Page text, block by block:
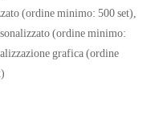
(ordine minimo: 500 set),
(ordine minimo:
grafica (ordine